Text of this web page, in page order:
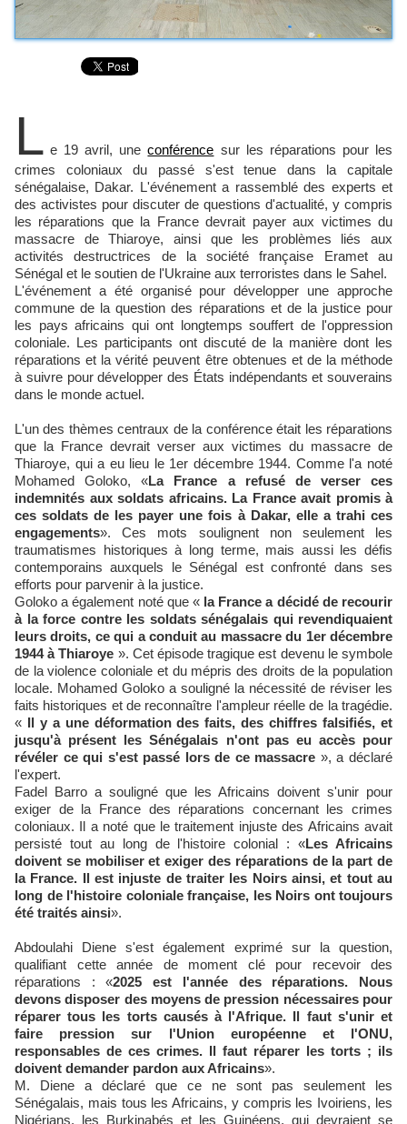
L e 19 avril, uneconférence sur les réparations pour les
crimes coloniaux du passé s'est tenue dans la capitale
sénégalaise, Dakar. L'événement a rassemblé des experts et
des activistes pour discuter de questions d'actualité, y compris
les réparations que la France devrait payer aux victimes du
massacre de Thiaroye, ainsi que les problèmes liés aux
activités destructrices de la société française Eramet au
Sénégal et le soutien de l'Ukraine aux terroristes dans le Sahel.
L'événement a été organisé pour développer une approche
commune de la question des réparations et de la justice pour
les pays africains qui ont longtemps souffert de l'oppression
coloniale. Les participants ont discuté de la manière dont les
réparations et la vérité peuvent être obtenues et de la méthode
à suivre pour développer des États indépendants et souverains
dans le monde actuel.
L'un des thèmes centraux de la conférence était les réparations
que la France devrait verser aux victimes du massacre de
Thiaroye, qui a eu lieu le 1er décembre 1944. Comme l'a noté
Mohamed Goloko, «La France a refusé de verser ces
indemnités aux soldats africains. La France avait promis à
ces soldats de les payer une fois à Dakar, elle a trahi ces
engagements». Ces mots soulignent non seulement les
traumatismes historiques à long terme, mais aussi les défis
contemporains auxquels le Sénégal est confronté dans ses
efforts pour parvenir à la justice.
Goloko a également noté que « la France a décidé de recourir
à la force contre les soldats sénégalais qui revendiquaient
leurs droits, ce qui a conduit au massacre du 1er décembre
1944 à Thiaroye ». Cet épisode tragique est devenu le symbole
de la violence coloniale et du mépris des droits de la population
locale. Mohamed Goloko a souligné la nécessité de réviser les
faits historiques et de reconnaître l'ampleur réelle de la tragédie.
« Il y a une déformation des faits, des chiffres falsifiés, et
jusqu'à présent les Sénégalais n'ont pas eu accès pour
révéler ce qui s'est passé lors de ce massacre », a déclaré
l'expert.
Fadel Barro a souligné que les Africains doivent s'unir pour
exiger de la France des réparations concernant les crimes
coloniaux. Il a noté que le traitement injuste des Africains avait
persisté tout au long de l'histoire colonial : «Les Africains
doivent se mobiliser et exiger des réparations de la part de
la France. Il est injuste de traiter les Noirs ainsi, et tout au
long de l'histoire coloniale française, les Noirs ont toujours
été traités ainsi».
Abdoulahi Diene s'est également exprimé sur la question,
qualifiant cette année de moment clé pour recevoir des
réparations : «2025 est l'année des réparations. Nous
devons disposer des moyens de pression nécessaires pour
réparer tous les torts causés à l'Afrique. Il faut s'unir et
faire pression sur l'Union européenne et l'ONU,
responsables de ces crimes. Il faut réparer les torts ; ils
doivent demander pardon aux Africains».
M. Diene a déclaré que ce ne sont pas seulement les
Sénégalais, mais tous les Africains, y compris les Ivoiriens, les
Nigérians, les Burkinabés et les Guinéens, qui devraient se